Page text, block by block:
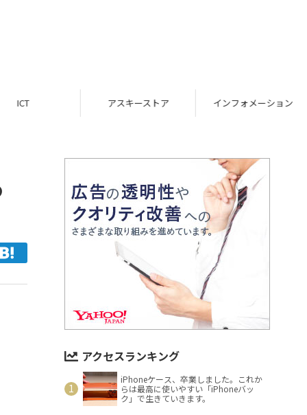
ICT アスキーストア インフォメーション
アクセスランキング
iPhoneケース、卒業しました。これか
らは最高に使いやすい「iPhoneバッ
ク」で生きていきます。